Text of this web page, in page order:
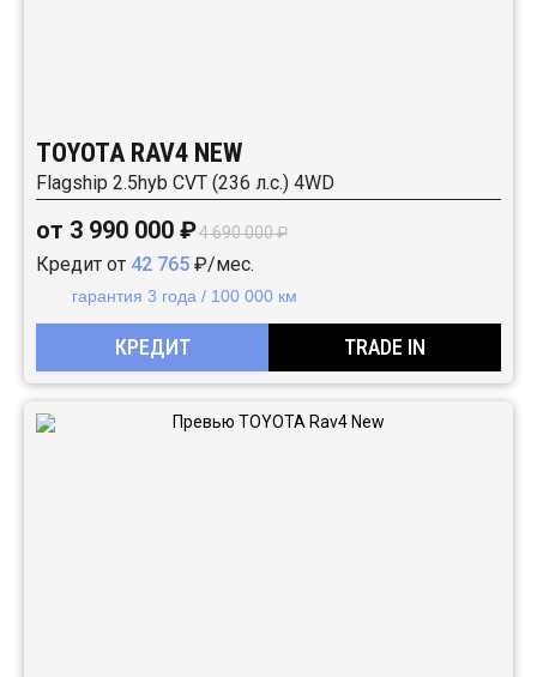
TOYOTA RAV4 NEW
Flagship 2.5hyb CVT (236 л.с.) 4WD
от 3 990 000 ₽4 690 000 ₽
Кредит от 42 765 ₽/мес.
гарантия 3 года / 100 000 км
КРЕДИТ TRADE IN